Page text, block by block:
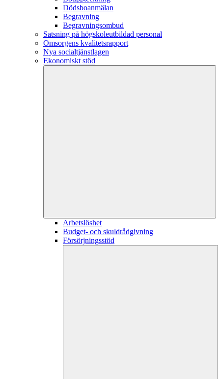
Dödsboanmälan
Begravning
Begravningsombud
Satsning på högskoleutbildad personal
Omsorgens kvalitetsrapport
Nya socialtjänstlagen
Ekonomiskt stöd
Arbetslöshet
Budget- och skuldrådgivning
Försörjningsstöd